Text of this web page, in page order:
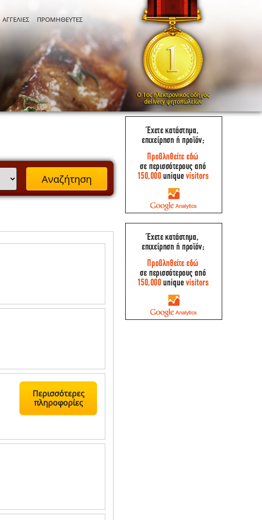
ΑΓΓΕΛΙΕΣ ΠΡΟΜΗΘΕΥΤΕΣ
Περισσότερες
πληροφορίες